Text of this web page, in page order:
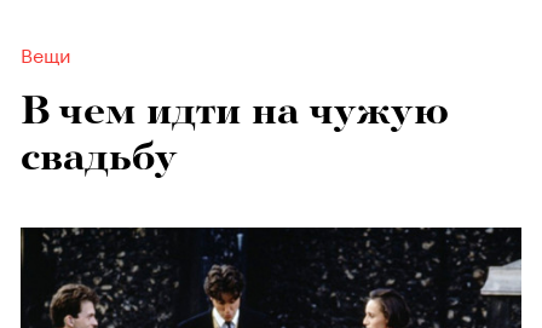
Вещи
В чем идти на чужую
свадьбу